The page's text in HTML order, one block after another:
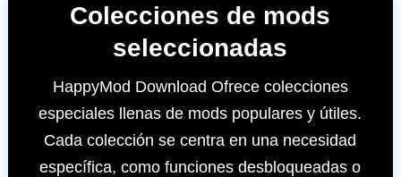
Colecciones de mods
seleccionadas
HappyMod Download Ofrece colecciones
especiales llenas de mods populares y útiles.
Cada colección se centra en una necesidad
específica, como funciones desbloqueadas o